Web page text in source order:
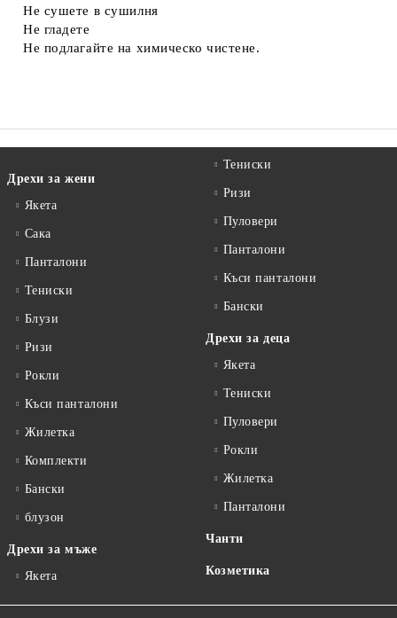
Не сушете в сушилня
Не гладете
Не подлагайте на химическо чистене.
Дрехи за жени
Якета
Сакa
Панталони
Тениски
Блузи
Ризи
Рокли
Къси панталони
Жилетка
Комплекти
Бански
блузон
Дрехи за мъже
Якета
Тениски
Ризи
Пуловери
Панталони
Къси панталони
Бански
Дрехи за деца
Якета
Тениски
Пуловери
Рокли
Жилетка
Панталони
Чанти
Козметика